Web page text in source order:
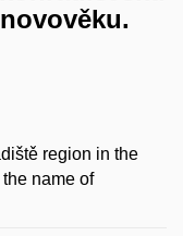
region in the
name of